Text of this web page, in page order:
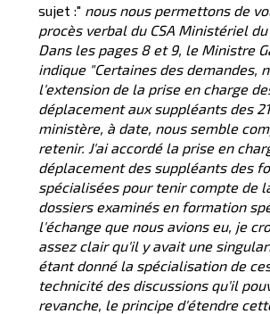
sujet :" nous nous permettons de
procès verbal du CSA Ministériel
Dans les pages 8 et 9, le Ministre
indique "Certaines des demandes,
l'extension de la prise en charge
déplacement aux suppléants des
ministère, à date, nous semble
retenir. J'ai accordé la prise en
déplacement des suppléants des
spécialisées pour tenir compte de
dossiers examinés en formation
l'échange que nous avions eu, je
assez clair qu'il y avait une
étant donné la spécialisation de
technicité des discussions qu'il
revanche, le principe d'étendre